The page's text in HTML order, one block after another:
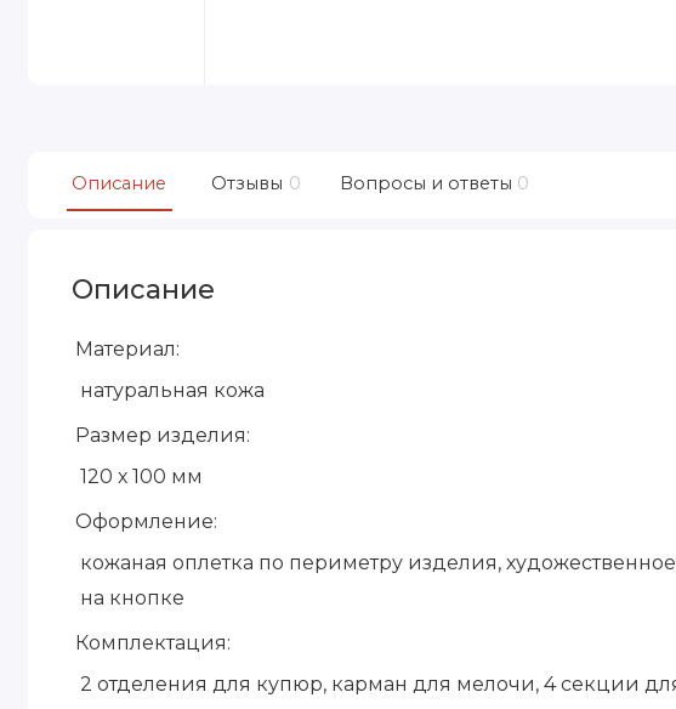
Описание Отзывы 0 Вопросы и ответы 0
Описание
Материал:
натуральная кожа
Размер изделия:
120 х 100 мм
Оформление:
кожаная оплетка по периметру изделия,
на кнопке
Комплектация:
2 отделения для купюр, карман для мелочи, 4 секции